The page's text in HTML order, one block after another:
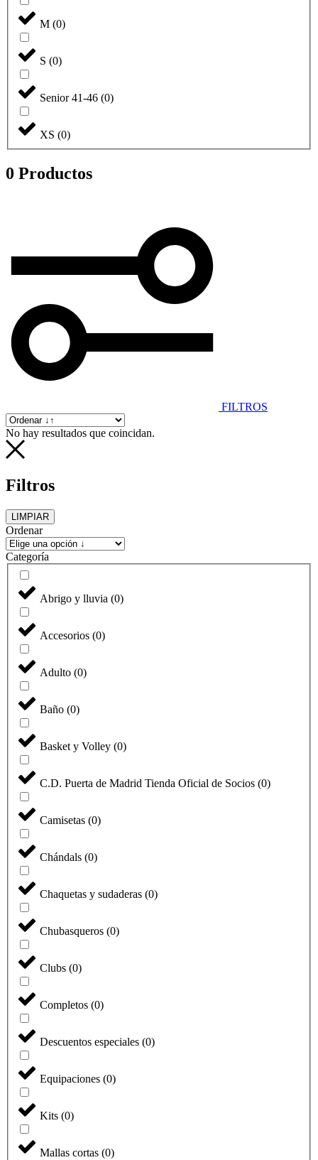
M (0)
S (0)
Senior 41-46 (0)
XS (0)
0 Productos
FILTROS
No hay resultados que coincidan.
Filtros
LIMPIAR
Ordenar
Categoría
Abrigo y lluvia (0)
Accesorios (0)
Adulto (0)
Baño (0)
Basket y Volley (0)
C.D. Puerta de Madrid Tienda Oficial de Socios (0)
Camisetas (0)
Chándals (0)
Chaquetas y sudaderas (0)
Chubasqueros (0)
Clubs (0)
Completos (0)
Descuentos especiales (0)
Equipaciones (0)
Kits (0)
Mallas cortas (0)